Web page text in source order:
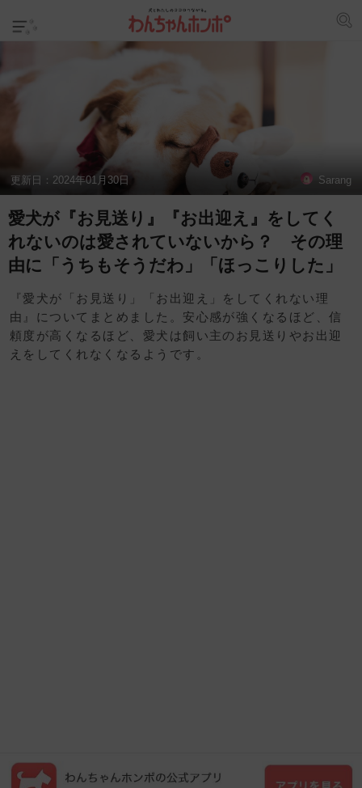
更新日： 2024年01月30日 Sarang
愛犬が『お見送り』『お出迎え』をしてく
れないのは愛されていないから？ その理
由に「うちもそうだわ」「ほっこりした」
『愛犬が「お見送り」「お出迎え」をしてくれない理
由』についてまとめました。安心感が強くなるほど、信
頼度が高くなるほど、愛犬は飼い主のお見送りやお出迎
えをしてくれなくなるようです。